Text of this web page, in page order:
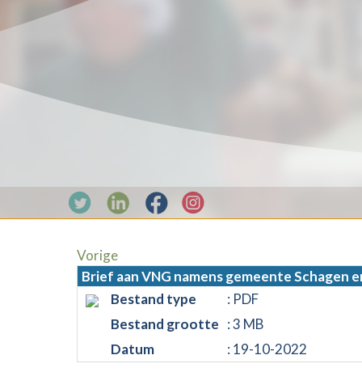
Vorige
Brief aan VNG namens gemeente Schagen
Bestand type
: PDF
Bestand grootte : 3 MB
Datum
: 19-10-2022